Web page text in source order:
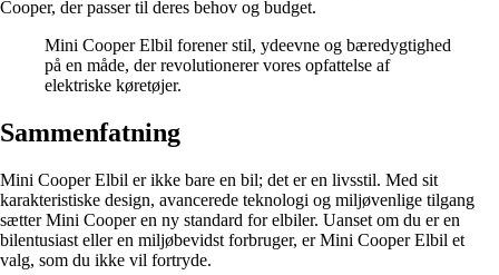
Cooper, der passer til deres behov og budget.
Mini Cooper Elbil forener stil, ydeevne og bæredygtighed
på en måde, der revolutionerer vores opfattelse af
elektriske køretøjer.
Sammenfatning
Mini Cooper Elbil er ikke bare en bil; det er en livsstil. Med sit
karakteristiske design, avancerede teknologi og miljøvenlige tilgang
sætter Mini Cooper en ny standard for elbiler. Uanset om du er en
bilentusiast eller en miljøbevidst forbruger, er Mini Cooper Elbil et
valg, som du ikke vil fortryde.